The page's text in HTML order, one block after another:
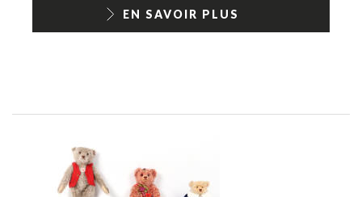
EN SAVOIR PLUS